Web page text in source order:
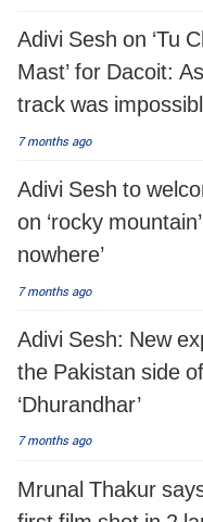
Adivi Sesh on ‘Tu
Mast’ for Dacoit:
track was
7 months ago
Adivi Sesh to
on ‘rocky
nowhere’
7 months ago
Adivi Sesh: New
the Pakistan side
‘Dhurandhar’
7 months ago
Mrunal Thakur